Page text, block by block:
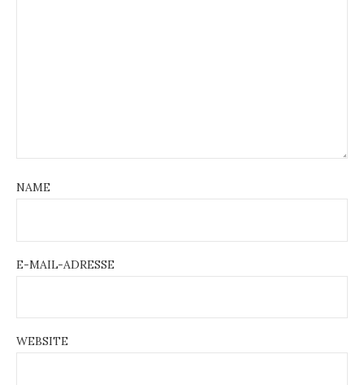
NAME
E-MAIL-ADRESSE
WEBSITE